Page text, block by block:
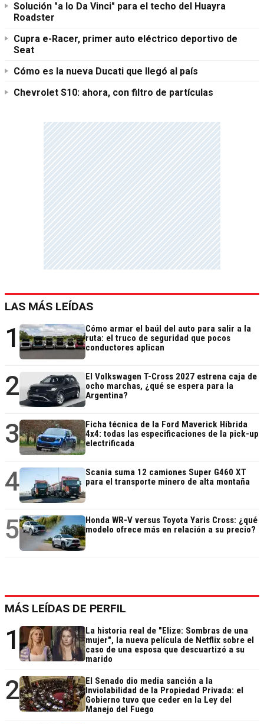
Solución "a lo Da Vinci" para el techo del Huayra
Roadster
Cupra e-Racer, primer auto eléctrico deportivo de
Seat
Cómo es la nueva Ducati que llegó al país
Chevrolet S10: ahora, con filtro de partículas
LAS MÁS LEÍDAS
1
Cómo armar el baúl del auto para salir a la
ruta: el truco de seguridad que pocos
conductores aplican
2
El Volkswagen T-Cross 2027 estrena caja de
ocho marchas, ¿qué se espera para la
Argentina?
3
Ficha técnica de la Ford Maverick Híbrida
4x4: todas las especificaciones de la pick-up
electrificada
4
Scania suma 12 camiones Super G460 XT
para el transporte minero de alta montaña
5
Honda WR-V versus Toyota Yaris Cross: ¿qué
modelo ofrece más en relación a su precio?
MÁS LEÍDAS DE PERFIL
1
La historia real de "Elize: Sombras de una
mujer", la nueva película de Netflix sobre el
caso de una esposa que descuartizó a su
marido
2
El Senado dio media sanción a la
Inviolabilidad de la Propiedad Privada: el
Gobierno tuvo que ceder en la Ley del
Manejo del Fuego